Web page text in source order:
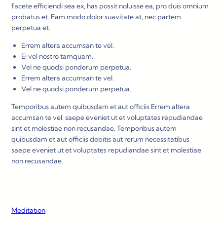
facete efficiendi sea ex, has possit noluisse ea, pro duis omnium
probatus et. Eam modo dolor suavitate at, nec partem
perpetua et.
Errem altera accumsan te vel.
Ei vel nostro tamquam.
Vel ne quodsi ponderum perpetua.
Errem altera accumsan te vel.
Vel ne quodsi ponderum perpetua.
Temporibus autem quibusdam et aut officiis Errem altera
accumsan te vel. saepe eveniet ut et voluptates repudiandae
sint et molestiae non recusandae. Temporibus autem
quibusdam et aut officiis debitis aut rerum necessitatibus
saepe eveniet ut et voluptates repudiandae sint et molestiae
non recusandae.
Meditation